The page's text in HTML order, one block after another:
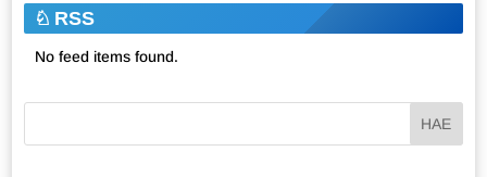
RSS
No feed items found.